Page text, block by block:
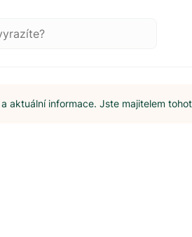
aktuální informace. Jste majitelem